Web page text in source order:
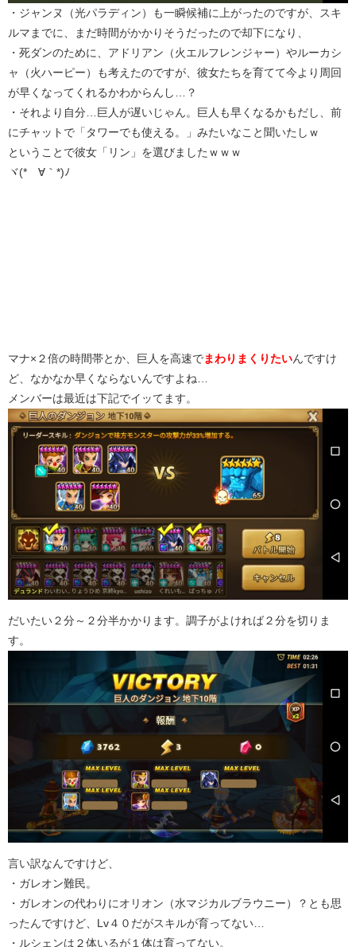
・ジャンヌ（光パラディン）も一瞬候補に上がったのですが、スキ
ルマまでに、まだ時間がかかりそうだったので却下になり、
・死ダンのために、アドリアン（火エルフレンジャー）やルーカシ
ャ（火ハーピー）も考えたのですが、彼女たちを育てて今より周回
が早くなってくれるかわからんし…？
・それより自分…巨人が遅いじゃん。巨人も早くなるかもだし、前
にチャットで「タワーでも使える。」みたいなこと聞いたしｗ
ということで彼女「リン」を選びましたｗｗｗ
ヾ(*´∀｀*)ﾉ
マナ×２倍の時間帯とか、巨人を高速で まわりまくりたいんですけ
ど、なかなか早くならないんですよね…
メンバーは最近は下記でイッてます。
だいたい２分～２分半かかります。調子がよければ２分を切りま
す。
言い訳なんですけど、
・ガレオン難民。
・ガレオンの代わりにオリオン（水マジカルブラウニー）？とも思
ったんですけど、Lv４０だがスキルが育ってない…
・ルシェンは２体いるが１体は育ってない。